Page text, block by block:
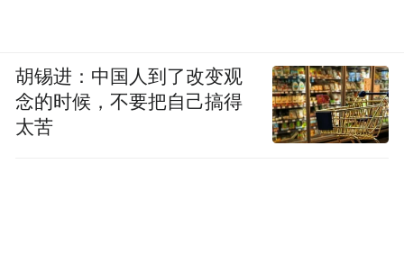
胡锡进：中国人到了改变观
念的时候，不要把自己搞得
太苦